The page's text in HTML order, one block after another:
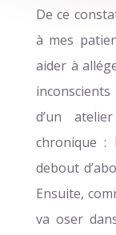
De ce
à mes
aider à
d’un
chronique :
debout
Ensuite,
va oser